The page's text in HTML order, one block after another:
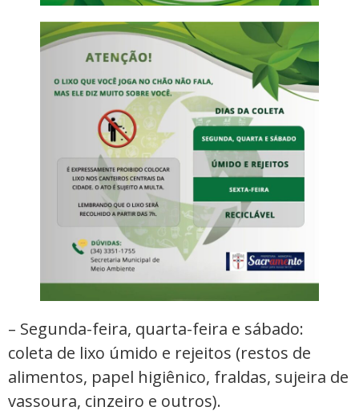
– Segunda-feira, quarta-feira e sábado:
coleta de lixo úmido e rejeitos (restos de
alimentos, papel higiênico, fraldas, sujeira de
vassoura, cinzeiro e outros).